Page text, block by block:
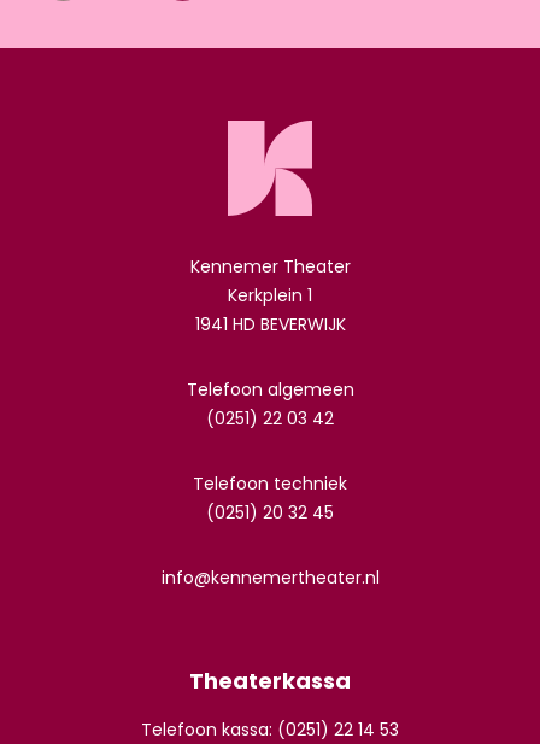
Kennemer Theater
Kerkplein 1
1941 HD BEVERWIJK
Telefoon algemeen
(0251) 22 03 42
Telefoon techniek
(0251) 20 32 45
info@kennemertheater.nl
Theaterkassa
Telefoon kassa: (0251) 22 14 53